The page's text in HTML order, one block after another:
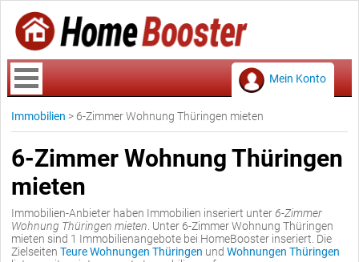
Mein Konto
Immobilien > 6-Zimmer Wohnung Thüringen mieten
6-Zimmer Wohnung Thüringen
mieten
Immobilien-Anbieter haben Immobilien inseriert unter6-Zimmer
Wohnung Thüringen mieten . Unter 6-Zimmer Wohnung Thüringen
mieten sind 1 Immobilienangebote bei HomeBooster inseriert. Die
Zielseiten Teure Wohnungen Thüringen und Wohnungen Thüringen